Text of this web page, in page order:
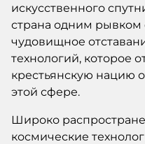
искусственного
страна одним рывком
чудовищное
технологий, которое
крестьянскую нацию
этой сфере.
Широко
космические